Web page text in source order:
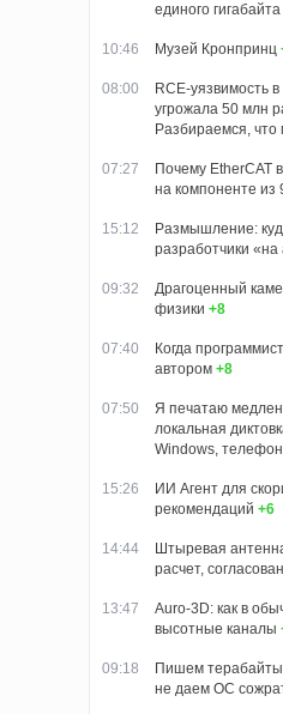
единого
10:46 Музей Кронпринц
08:00
RCE-уязвимость
угрожала 50 млн
Разбираемся,
07:27
Почему EtherCAT
на компоненте из
15:12
Размышление:
разработчики
09:32
Драгоценный
физики +8
07:40
Когда
автором +8
07:50
Я печатаю
локальная
Windows,
15:26
ИИ Агент для
рекомендаций +6
14:44
Штыревая
расчет,
13:47
Auro-3D: как в
высотные каналы
09:18
Пишем терабайты
не даем ОС